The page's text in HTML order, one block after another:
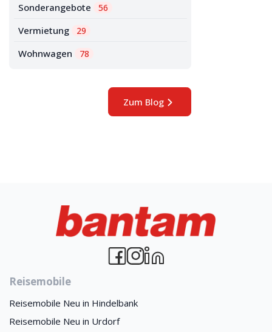
Sonderangebote 56
Vermietung 29
Wohnwagen 78
Zum Blog
Reisemobile
Reisemobile Neu in Hindelbank
Reisemobile Neu in Urdorf